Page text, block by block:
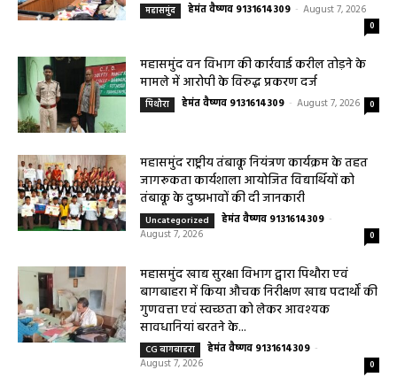
महासमुंद हेमंत वैष्णव 9131614309 - August 7, 2026
0
महासमुंद वन विभाग की कार्रवाई करील तोड़ने के
मामले में आरोपी के विरुद्ध प्रकरण दर्ज
पिथौरा हेमंत वैष्णव 9131614309 - August 7, 2026 0
महासमुंद राष्ट्रीय तंबाकू नियंत्रण कार्यक्रम के तहत
जागरूकता कार्यशाला आयोजित विद्यार्थियों को
तंबाकू के दुष्प्रभावों की दी जानकारी
Uncategorized हेमंत वैष्णव 9131614309 -
August 7, 2026
0
महासमुंद खाद्य सुरक्षा विभाग द्वारा पिथौरा एवं
बागबाहरा में किया औचक निरीक्षण खाद्य पदार्थों की
गुणवत्ता एवं स्वच्छता को लेकर आवश्यक
सावधानियां बरतने के...
CG बागबाहरा हेमंत वैष्णव 9131614309 -
August 7, 2026
0